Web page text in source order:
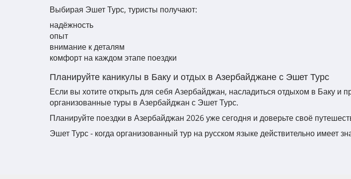
Выбирая Эшет Турс, туристы получают:
надёжность
опыт
внимание к деталям
комфорт на каждом этапе поездки
Планируйте каникулы в Баку и отдых в Азербайджане с Эшет Турс
Если вы хотите открыть для себя Азербайджан, насладиться отдыхом в Баку
организованные туры в Азербайджан с Эшет Турс.
Планируйте поездки в Азербайджан 2026 уже сегодня и доверьте своё
Эшет Турс - когда организованный тур на русском языке действительно имеет